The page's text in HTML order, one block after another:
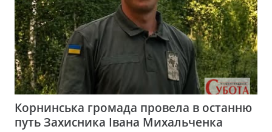
Корнинська громада провела в останню
путь Захисника Івана Михальченка